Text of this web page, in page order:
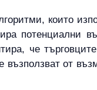
които
потенциални
че
възползват от